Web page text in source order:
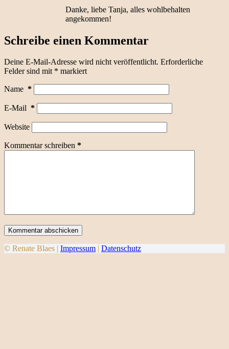
Danke, liebe Tanja, alles wohlbehalten
angekommen!
Schreibe einen Kommentar
Deine E-Mail-Adresse wird nicht veröffentlicht. Erforderliche
Felder sind mit * markiert
Name *
E-Mail *
Website
Kommentar schreiben *
Kommentar abschicken
© Renate Blaes | Impressum Datenschutz